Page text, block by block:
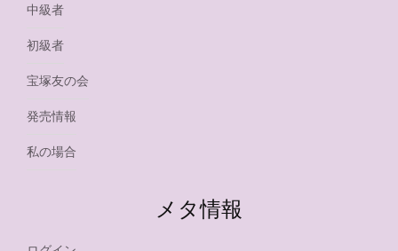
中級者
初級者
宝塚友の会
発売情報
私の場合
メタ情報